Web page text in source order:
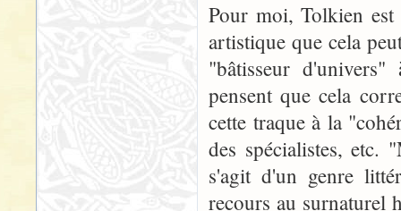
Pour moi, Tolkien est
artistique que cela
"bâtisseur
pensent que cela
cette traque à la
des spécialistes,
s'agit d'un genre
recours au surnaturel